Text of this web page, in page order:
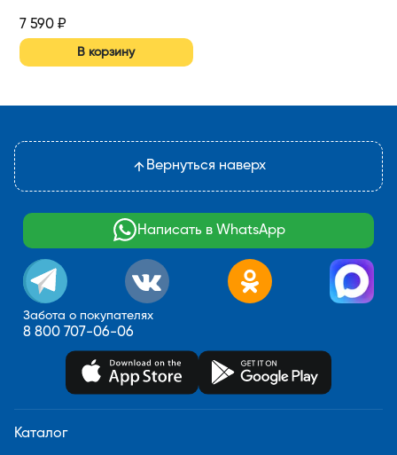
7 590 ₽
В корзину
Вернуться наверх
Написать в WhatsApp
Забота о покупателях
8 800 707-06-06
Каталог